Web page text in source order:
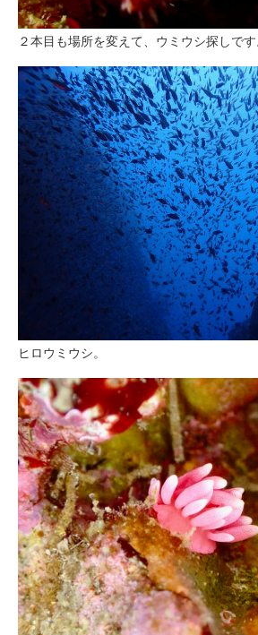
２本目も場所を変えて、ウミウシ探しです
ヒロウミウシ。